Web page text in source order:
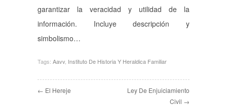
garantizar la veracidad y utilidad de la
información. Incluye descripción y
simbolismo…
Tags: Aavv Instituto De Historia Y Heraldica Familiar
← El Hereje
Ley De Enjuiciamiento
Civil →